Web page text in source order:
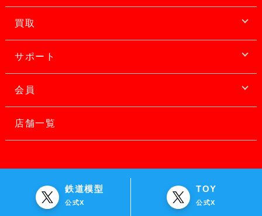
買取
サポート
会員
店舗一覧
鉄道模型
公式X
TOY
公式X